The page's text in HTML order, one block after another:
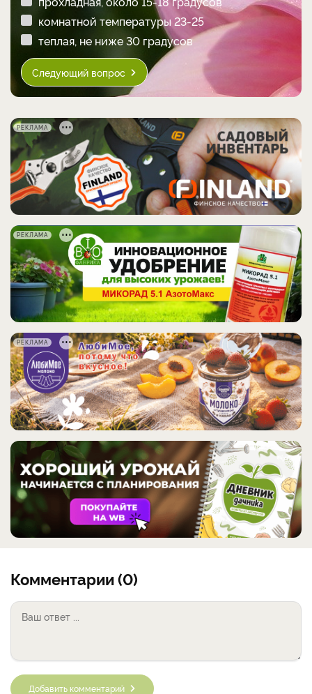
комнатной температуры 23-25
теплая, не ниже 30 градусов
Следующий вопрос
РЕКЛАМА
РЕКЛАМА
РЕКЛАМА
Комментарии (0)
Добавить комментарий